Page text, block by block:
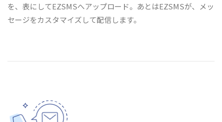
を、表にしてEZSMSへアップロード。あとはEZSMSが、メッ
セージをカスタマイズして配信します。